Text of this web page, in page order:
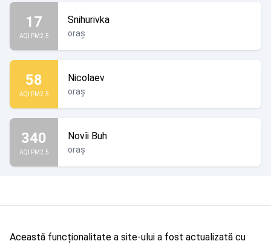
17
AQI PM2.5
Snihurivka
oraș
58
AQI PM2.5
Nicolaev
oraș
340
AQI PM2.5
Novîi Buh
oraș
Această funcționalitate a site-ului a fost actualizată cu